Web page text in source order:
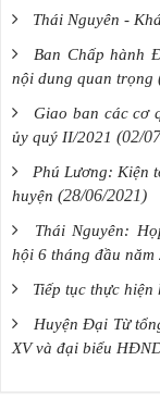
Thái Nguyên -
Ban Chấp hành
nội dung quan trọng
Giao ban các cơ
ủy quý II/2021 (02/
Phú Lương: Kiện
huyện (28/06/2021)
Thái Nguyên:
hội 6 tháng đầu năm
Tiếp tục thực hiện
Huyện Đại Từ
XV và đại biểu